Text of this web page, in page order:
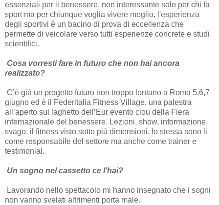
essenziali per il benessere, non interessante solo per chi fa
sport ma per chiunque voglia vivere meglio, l'esperienza
degli sportivi è un bacino di prova di eccellenza che
permette di veicolare verso tutti esperienze concrete e studi
scientifici.
Cosa vorresti fare in futuro che non hai ancora
realizzato?
C’è già un progetto futuro non troppo lontano a Roma 5,6,7
giugno ed è il Federitalia Fitness Village, una palestra
all’aperto sul laghetto dell’Eur evento clou della Fiera
internazionale del benessere. Lezioni, show, informazione,
svago, il fitness visto sotto più dimensioni. Io stessa sono li
come responsabile del settore ma anche come trainer e
testimonial.
Un sogno nel cassetto ce l'hai?
Lavorando nello spettacolo mi hanno insegnato che i sogni
non vanno svelati altrimenti porta male.